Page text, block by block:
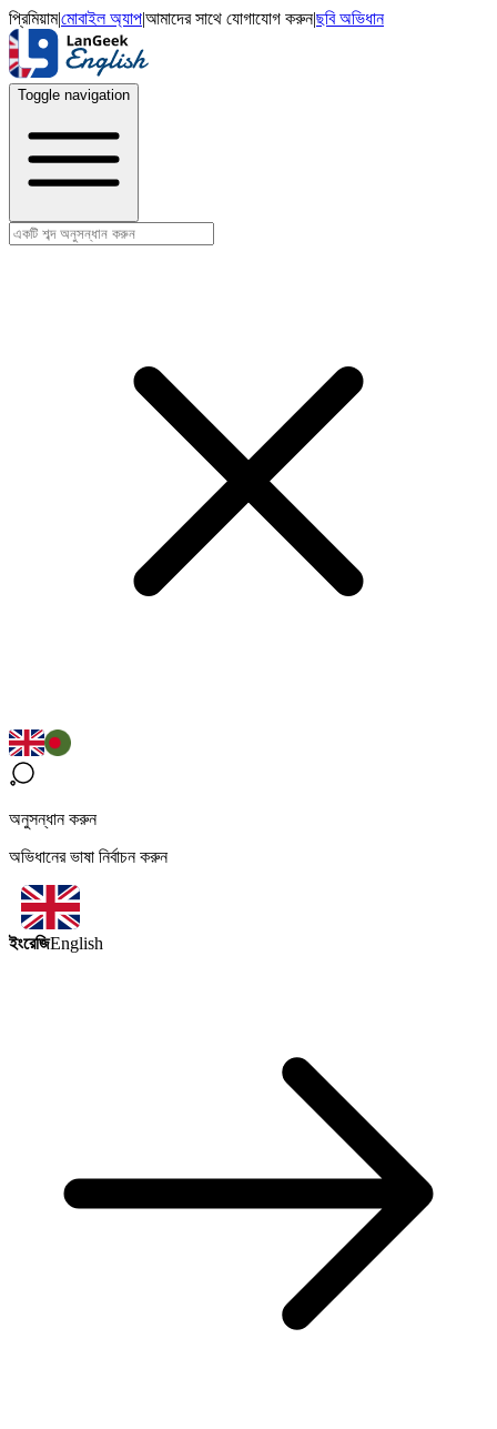
প্রিমিয়াম|মোবাইল অ্যাপ|আমাদের সাথে যোগাযোগ করুন|ছবি অভিধান
Toggle navigation
অনুসন্ধান করুন
অভিধানের ভাষা নির্বাচন করুন
ইংরেজিEnglish